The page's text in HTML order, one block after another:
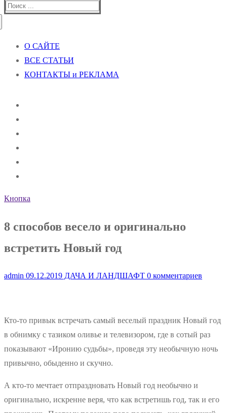
Найти:
О САЙТЕ
ВСЕ СТАТЬИ
КОНТАКТЫ и РЕКЛАМА
Кнопка
8 способов весело и оригинально
встретить Новый год
admin 09.12.2019 ДАЧА И ЛАНДШАФТ 0 комментариев
Кто-то привык встречать самый веселый праздник Новый год
в обнимку с тазиком оливье и телевизором, где в сотый раз
показывают «Иронию судьбы», проведя эту необычную ночь
привычно, обыденно и скучно.
А кто-то мечтает отпраздновать Новый год необычно и
оригинально, искренне веря, что как встретишь год, так и его